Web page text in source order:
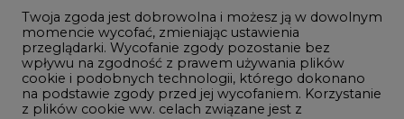
Atom
Fotowoltaika
Offshore wind
Twoja zgoda jest dobrowolna i możesz ją w dowolnym
momencie wycofać, zmieniając ustawienia
przeglądarki. Wycofanie zgody pozostanie bez
wpływu na zgodność z prawem używania plików
cookie i podobnych technologii, którego dokonano
na podstawie zgody przed jej wycofaniem. Korzystanie
z plików cookie ww. celach związane jest z